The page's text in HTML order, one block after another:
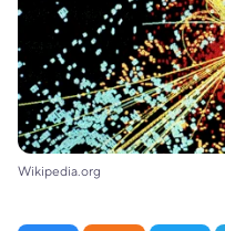
Wikipedia.org